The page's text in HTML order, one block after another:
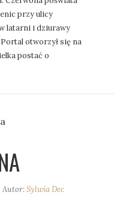
przy ulicy
latarni i dziurawy
otworzył się na
postać o
Autor:Sylwia Dec